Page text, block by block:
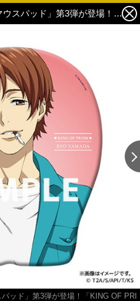
『キンプリ』より「胸きゅんマウスパッド」第3弾が登場！「KING OF PRISM -Shiny Seven Stars胸きゅんマウスパッド」 4枚目の写真・画像
ッド」第3弾が登場！「KING OF PRI